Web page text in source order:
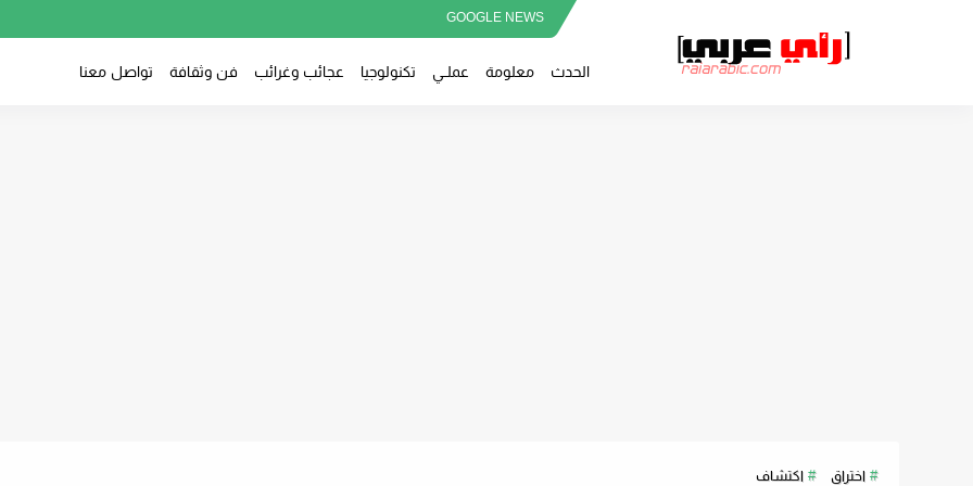
GOOGLE NEWS
الحدث معلومة عملــي تكنولوجيا عجائب وغرائب فن وثقافة تواصل معنا
اختراق اكتشاف